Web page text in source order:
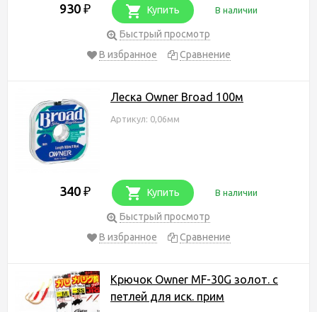
930 ₽ Купить В наличии
Быстрый просмотр
В избранное
Сравнение
Леска Owner Broad 100м
Артикул: 0,06мм
340 ₽ Купить В наличии
Быстрый просмотр
В избранное
Сравнение
Крючок Owner MF-30G золот. с
петлей для иск. прим